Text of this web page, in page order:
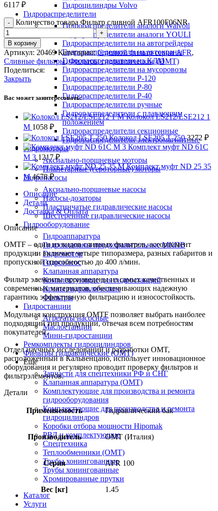
Гидроцилиндры Volvo
Гидрораспределители
Гидрораспределители аналоги Walvoil
Гидрораспределители аналоги YOULI
Гидрораспределители на автогрейдеры
Гидрораспределители на автокраны
Гидрораспределители на КДМ
Гидрораспределители на мусоровозы
Гидрораспределители Р-120
Гидрораспределители Р-80
Гидрораспределители Р-40
Гидрораспределители ручные
Гидрораспределители с плавающим
положением
Гидрораспределители секционные
Гидрораспределители электромагнитные
Гидромоторы
Аксиально-поршневые моторы
Планетарные (героторные) моторы
Гидронасосы
Аксиально-поршневые насосы
Насосы-дозаторы
Пластинчатые гидравлические насосы
Шестеренные гидравлические насосы
Гидрооборудование
Гидроаппаратура
Гидроклапаны предохранительные МКПВ
Гидромотор
Гидронасос
Клапанная аппаратура
Комплектующие для гидростанций
Краны гидравлические
Фильтры
Гидростанции
Агрегаты насосные
Маслостанции
Мини-гидростанции
Ремкомплекты гидроцилиндров
Фильтры гидравлические (OMT)
Еще
Запчасти для спецтехники РФ и СНГ
Клапанная аппаратура (OMT)
Комплектующие для производства и ремонта
гидрооборудования
Комплектующие для производства и ремонта
гидроцилиндров
Коробки отбора мощности Hipomak
РВД и комплектующие
Спецтехника
Теплообменники (OMT)
Трубы хонингованные
Трубы хонингованные
Хромированные прутки
Каталог
Услуги
6117 ₽
Количество товара Фильтр сливной AFR100F06NR
В корзину
Артикул: 20469Категории: Сливной фильтр серии AFR,
Сливные фильтры, Фильтры гидравлические (OMT)
Поделиться:
Закрыть
Вас может заинтересовать:
Колокол LS212/LSE212 1
M 1058 ₽
Колокол LSE205 T 2503272 ₽
Комплект муфт ND 61C
M 31217₽
Комплект муфт ND 25 35
M4678₽
Описание
Детали
Доставка & Оплата
Описание
OMTF – один из видов сливных фильтров, ассортимент
продукции включает четыре типоразмера, разных габаритов и
пропускной способностью до 400 л/мин.
Фильтр элементы произведены из самых качественных и
современных материалов, обеспечивающих надежную
гарантию, эффективную фильтрацию и износостойкость.
Модульная конструкция OMTF позволяет выбрать наиболее
подходящий тип продукции, отвечая всем потребностям
покупателей.
Отдел научных исследований и разработки OMT,
расположенный в Кальвенцано, использует инновационное
оборудования и регулярно проводит проверку фильтров и
фильтрэлементов.
Детали
Применяемость Гидравлический бак
Производитель OMT (Италия)
Серия AFR 100
Вес [кг] 1.45